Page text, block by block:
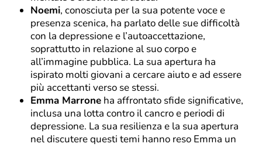
Noemi, conosciuta per la sua potente voce e
presenza scenica, ha parlato delle sue difficoltà
con la depressione e l’autoaccettazione,
soprattutto in relazione al suo corpo e
all’immagine pubblica. La sua apertura ha
ispirato molti giovani a cercare aiuto e ad essere
più accettanti verso se stessi.
Emma Marrone ha affrontato sfide significative,
inclusa una lotta contro il cancro e periodi di
depressione. La sua resilienza e la sua apertura
nel discutere questi temi hanno reso Emma un